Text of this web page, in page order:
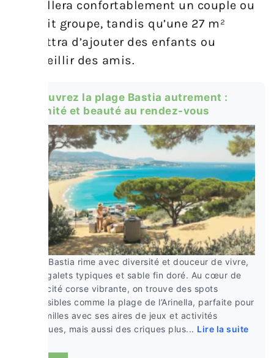
accueillera confortablement un couple ou
un petit groupe, tandis qu’une 27 m²
permettra d’ajouter des enfants ou
d’accueillir des amis.
Découvrez la plage Bastia autrement :
sérénité et beauté au rendez-vous
Plage Bastia rime avec diversité et douceur de vivre,
entre galets typiques et sable fin doré. Au cœur de
cette cité corse vibrante, on trouve des spots
accessibles comme la plage de l’Arinella, parfaite pour
les familles avec ses aires de jeux et activités
nautiques, mais aussi des criques plus... Lire la suite